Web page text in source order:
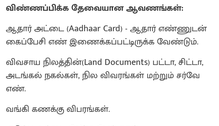
விண்ணப்பிக்க தேவையான ஆவணங்கள்:
ஆதார் அட்டை (Aadhaar Card) - ஆதார் எண்ணுடன்
கைப்பேசி எண் இணைக்கப்பட்டிருக்க வேண்டும்.
விவசாய நிலத்தின்(Land Documents) பட்டா, சிட்டா,
அடங்கல் நகல்கள், நில விவரங்கள் மற்றும் சர்வே
எண்.
வங்கி கணக்கு விபரங்கள்.